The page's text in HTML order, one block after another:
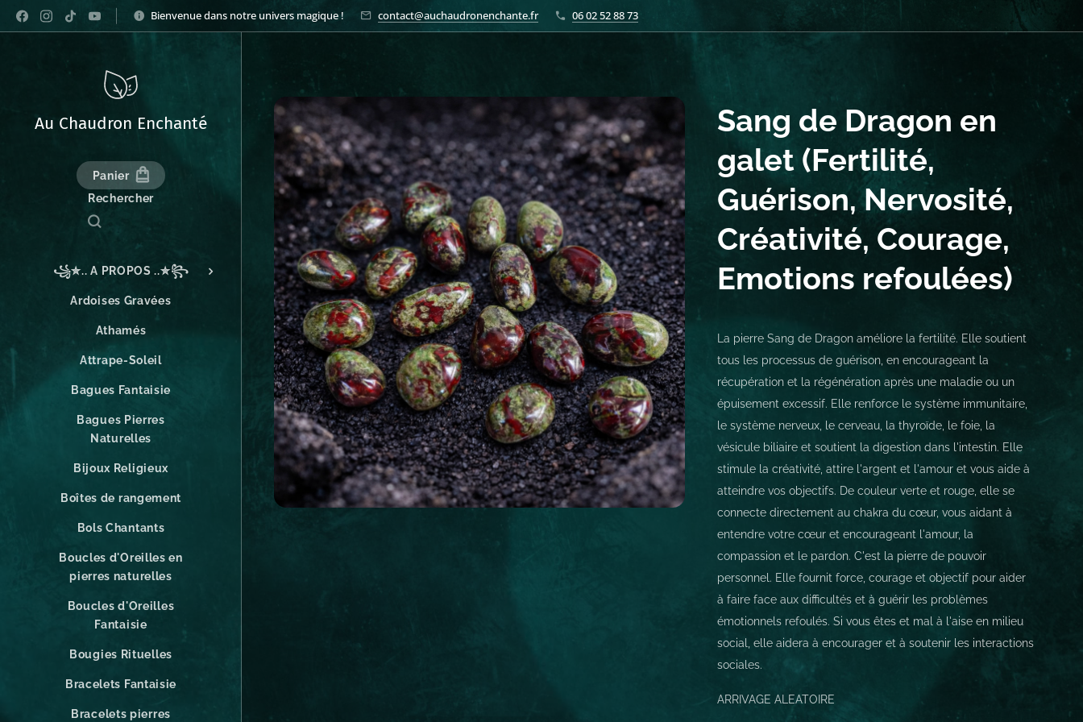
Bienvenue dans notre univers magique ! contact@auchaudronenchante.fr 06 02 52 88 73
Au Chaudron Enchanté
Panier
Rechercher
꧁✮.. A PROPOS ..✮꧂
Ardoises Gravées
Athamés
Attrape-Soleil
Bagues Fantaisie
Bagues Pierres
Naturelles
Bijoux Religieux
Boîtes de rangement
Bols Chantants
Boucles d'Oreilles en
pierres naturelles
Boucles d'Oreilles
Fantaisie
Bougies Rituelles
Bracelets Fantaisie
Bracelets pierres
Sang de Dragon en
galet (Fertilité,
Guérison, Nervosité,
Créativité, Courage,
Emotions refoulées)
La pierre Sang de Dragon améliore la fertilité. Elle soutient
tous les processus de guérison, en encourageant la
récupération et la régénération après une maladie ou un
épuisement excessif. Elle renforce le système immunitaire,
le système nerveux, le cerveau, la thyroïde, le foie, la
vésicule biliaire et soutient la digestion dans l'intestin. Elle
stimule la créativité, attire l'argent et l'amour et vous aide à
atteindre vos objectifs. De couleur verte et rouge, elle se
connecte directement au chakra du cœur, vous aidant à
entendre votre cœur et encourageant l'amour, la
compassion et le pardon. C'est la pierre de pouvoir
personnel. Elle fournit force, courage et objectif pour aider
à faire face aux difficultés et à guérir les problèmes
émotionnels refoulés. Si vous êtes et mal à l'aise en milieu
social, elle aidera à encourager et à soutenir les interactions
sociales.
ARRIVAGE ALEATOIRE